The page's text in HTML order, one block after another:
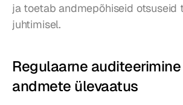
ja toetab andmepõhiseid otsuseid
juhtimisel.
Regulaarne
andmete ülevaatus